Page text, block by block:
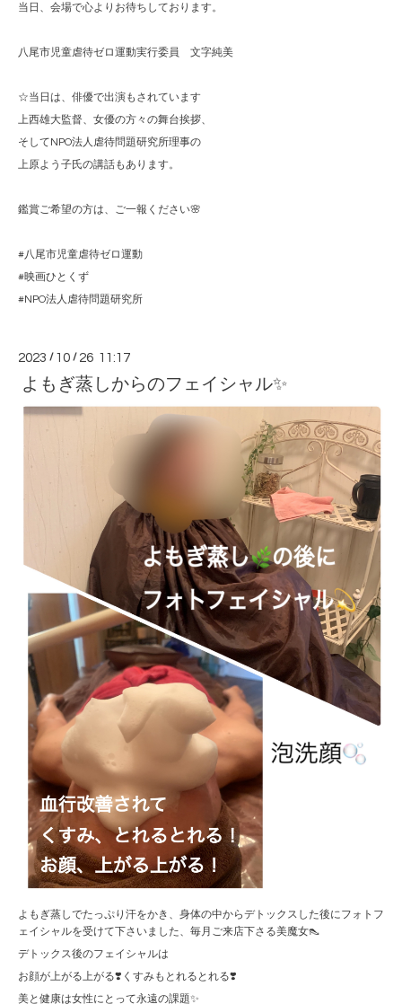
当日、会場で心よりお待ちしております。
八尾市児童虐待ゼロ運動実行委員 文字純美
☆当日は、俳優で出演もされています
上西雄大監督、女優の方々の舞台挨拶、
そしてNPO法人虐待問題研究所理事の
上原よう子氏の講話もあります。
鑑賞ご希望の方は、ご一報ください🌸
#八尾市児童虐待ゼロ運動
#映画ひとくず
#NPO法人虐待問題研究所
2023 / 10 / 26 11:17
よもぎ蒸しからのフェイシャル✨
よもぎ蒸しでたっぷり汗をかき、身体の中からデトックスした後にフォトフ
ェイシャルを受けて下さいました、毎月ご来店下さる美魔女👠
デトックス後のフェイシャルは
お顔が上がる上がる❣️くすみもとれるとれる❣️
美と健康は女性にとって永遠の課題✨